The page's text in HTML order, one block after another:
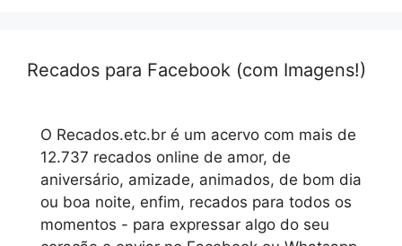
Recados para Facebook (com Imagens!)
O Recados.etc.br é um acervo com mais de
12.737 recados online de amor, de
aniversário, amizade, animados, de bom dia
ou boa noite, enfim, recados para todos os
momentos - para expressar algo do seu